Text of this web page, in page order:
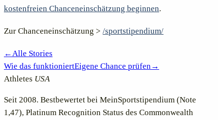
kostenfreien Chanceneinschätzung beginnen.
Zur Chanceneinschätzung > /sportstipendium/
←Alle Stories
Wie das funktioniertEigene Chance prüfen→
Athletes USA
Seit 2008. Bestbewertet bei MeinSportstipendium (Note
1,47), Platinum Recognition Status des Commonwealth